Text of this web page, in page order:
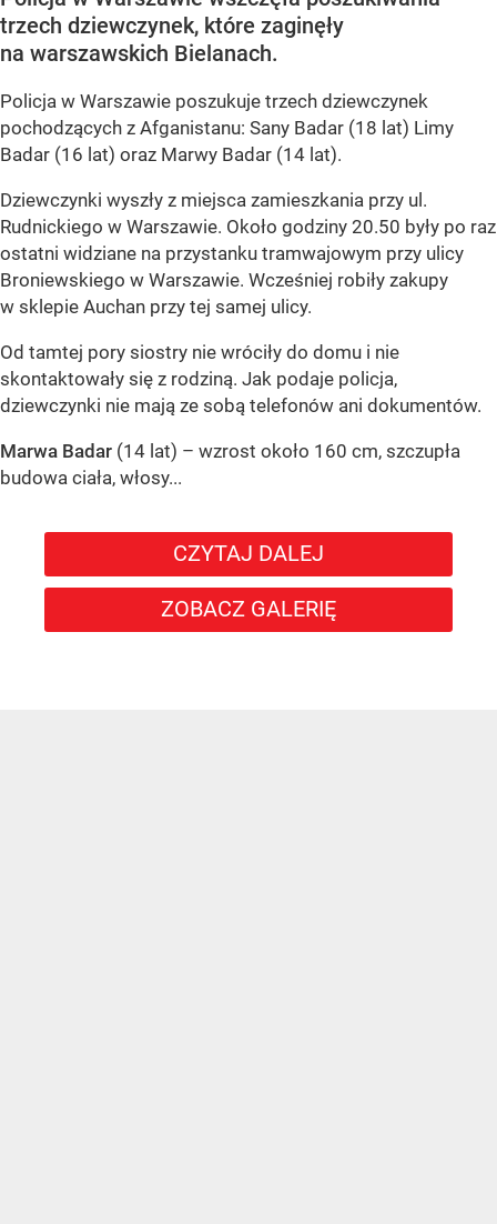
trzech dziewczynek, które zaginęły
na warszawskich Bielanach.
Policja w Warszawie poszukuje trzech dziewczynek
pochodzących z Afganistanu: Sany Badar (18 lat) Limy
Badar (16 lat) oraz Marwy Badar (14 lat).
Dziewczynki wyszły z miejsca zamieszkania przy ul.
Rudnickiego w Warszawie. Około godziny 20.50 były po raz
ostatni widziane na przystanku tramwajowym przy ulicy
Broniewskiego w Warszawie. Wcześniej robiły zakupy
w sklepie Auchan przy tej samej ulicy.
Od tamtej pory siostry nie wróciły do domu i nie
skontaktowały się z rodziną. Jak podaje policja,
dziewczynki nie mają ze sobą telefonów ani dokumentów.
Marwa Badar (14 lat) – wzrost około 160 cm, szczupła
budowa ciała, włosy...
CZYTAJ DALEJ
ZOBACZ GALERIĘ